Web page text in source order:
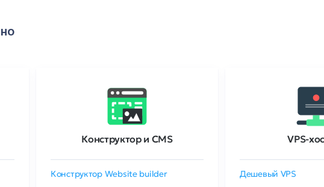
Конструктор и CMS
Конструктор Website builder
VPS-
Дешевый VPS